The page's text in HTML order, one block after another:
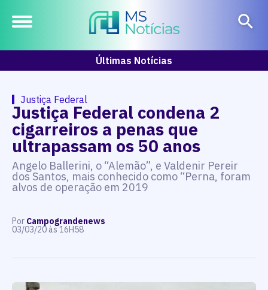
Últimas Notícias
Justiça Federal
Justiça Federal condena 2
cigarreiros a penas que
ultrapassam os 50 anos
Angelo Ballerini, o “Alemão”, e Valdenir Pereir
dos Santos, mais conhecido como “Perna, foram
alvos de operação em 2019
Por Campograndenews
03/03/20 às 16H58